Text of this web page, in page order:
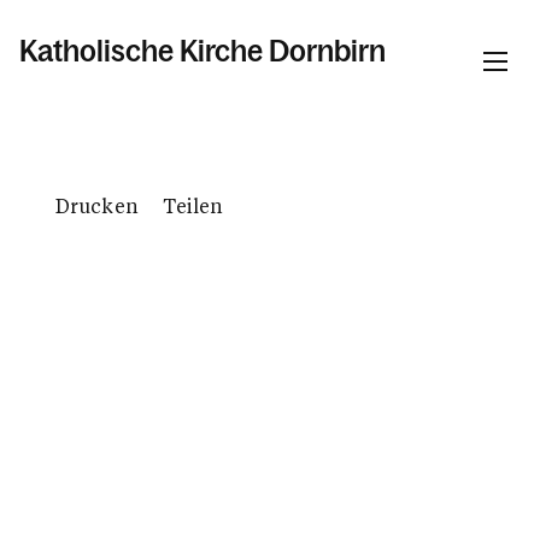
Katholische Kirche Dornbirn
Drucken Teilen